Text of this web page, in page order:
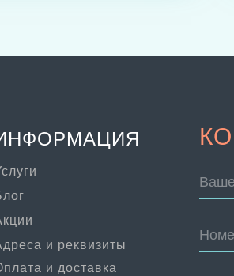
и реквизиты
и доставка